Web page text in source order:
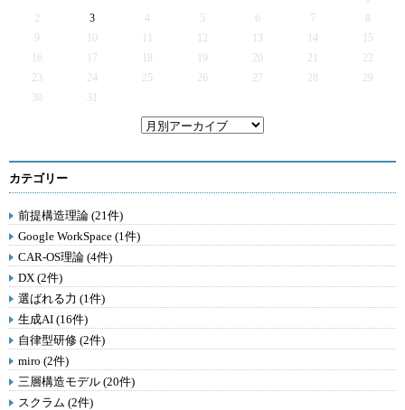
2
3 4 5 6 7
9
12 13 14
15
16
17 19 20 21
22
23
24 25 26 27 28
29
30
31
カテゴリー
前提構造理論 (21件)
Google WorkSpace (1件)
CAR-OS理論 (4件)
DX (2件)
選ばれる力 (1件)
生成AI (16件)
自律型研修 (2件)
miro (2件)
三層構造モデル (20件)
スクラム (2件)